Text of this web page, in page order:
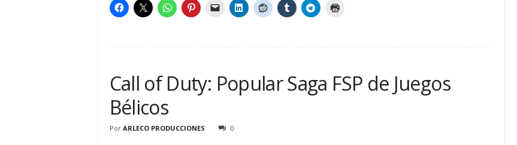
Call of Duty: Popular Saga FSP de Juegos
Bélicos
Por ARLECO PRODUCCIONES 0